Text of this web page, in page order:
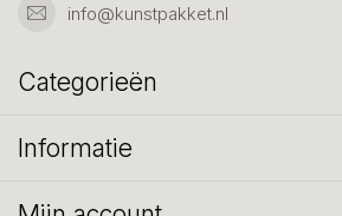
info@kunstpakket.nl
Categorieën
Informatie